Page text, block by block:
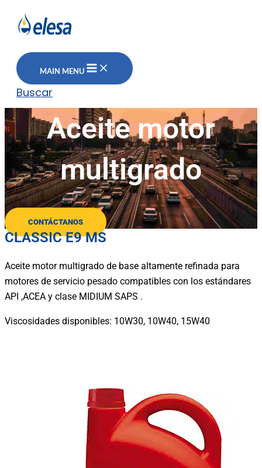
MAIN MENU
Buscar
Aceite motor
multigrado
CONTÁCTANOS
CLASSIC E9 MS
Aceite motor multigrado de base altamente refinada para
motores de servicio pesado compatibles con los estándares
API ,ACEA y clase MIDIUM SAPS .
Viscosidades disponibles: 10W30, 10W40, 15W40